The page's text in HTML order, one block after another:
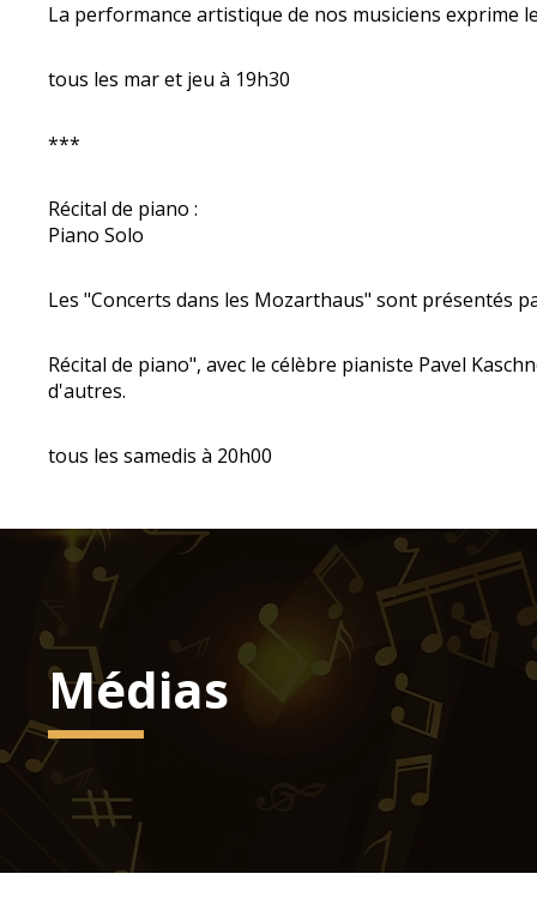
La performance artistique de nos musiciens exprime
tous les mar et jeu à 19h30
***
Récital de piano :
Piano Solo
Les "Concerts dans les Mozarthaus" sont présentés
Récital de piano", avec le célèbre pianiste Pavel
d'autres.
tous les samedis à 20h00
Médias